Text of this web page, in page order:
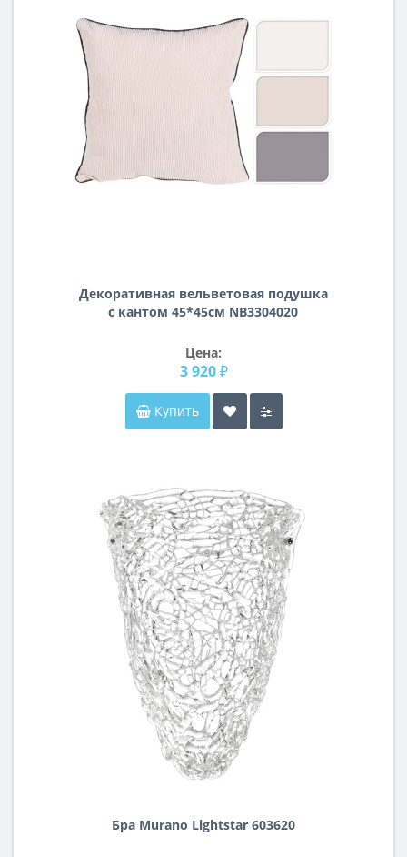
Декоративная вельветовая подушка
с кантом 45*45см NB3304020
Цена:
3 920 ₽
Купить
Бра Murano Lightstar 603620